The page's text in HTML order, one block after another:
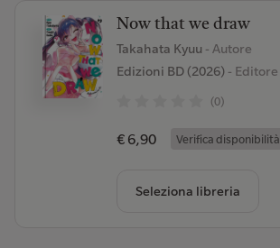
Now that we draw
Takahata Kyuu - Autore
Edizioni BD (2026)- Editore
(0)
€ 6,90 Verifica disponibilità
Seleziona libreria